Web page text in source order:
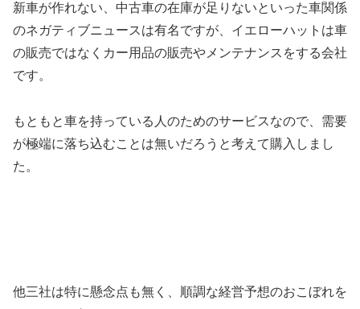
新車が作れない、中古車の在庫が足りないといった車関係
のネガティブニュースは有名ですが、イエローハットは車
の販売ではなくカー用品の販売やメンテナンスをする会社
です。
もともと車を持っている人のためのサービスなので、需要
が極端に落ち込むことは無いだろうと考えて購入しまし
た。
他三社は特に懸念点も無く、順調な経営予想のおこぼれを